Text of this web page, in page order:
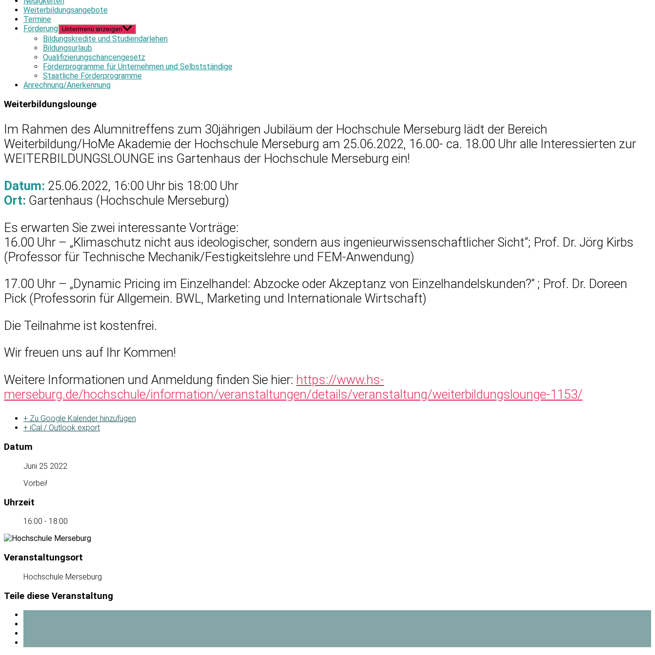
Weiterbildungsangebote
Termine
Förderung Untermenü anzeigen
Bildungskredite und Studiendarlehen
Bildungsurlaub
Qualifizierungschancengesetz
Förderprogramme für Unternehmen und Selbstständige
Staatliche Förderprogramme
Anrechnung/Anerkennung
Weiterbildungslounge
Im Rahmen des Alumnitreffens zum 30jährigen Jubiläum der Hochschule Merseburg lädt der Bereich
Weiterbildung/HoMe Akademie der Hochschule Merseburg am 25.06.2022, 16.00- ca. 18.00 Uhr alle Interessierten zur
WEITERBILDUNGSLOUNGE ins Gartenhaus der Hochschule Merseburg ein!
Datum: 25.06.2022, 16:00 Uhr bis 18:00 Uhr
Ort: Gartenhaus (Hochschule Merseburg)
Es erwarten Sie zwei interessante Vorträge:
16.00 Uhr – „Klimaschutz nicht aus ideologischer, sondern aus ingenieurwissenschaftlicher Sicht“; Prof. Dr. Jörg Kirbs
(Professor für Technische Mechanik/Festigkeitslehre und FEM-Anwendung)
17.00 Uhr – „Dynamic Pricing im Einzelhandel: Abzocke oder Akzeptanz von Einzelhandelskunden?” ; Prof. Dr. Doreen
Pick (Professorin für Allgemein. BWL, Marketing und Internationale Wirtschaft)
Die Teilnahme ist kostenfrei.
Wir freuen uns auf Ihr Kommen!
Weitere Informationen und Anmeldung finden Sie hier: https://www.hs-
merseburg.de/hochschule/information/veranstaltungen/details/veranstaltung/weiterbildungslounge-1153/
+ Zu Google Kalender hinzufügen
+ iCal / Outlook export
Datum
Juni 25 2022
Vorbei!
Uhrzeit
16:00 - 18:00
Veranstaltungsort
Hochschule Merseburg
Teile diese Veranstaltung